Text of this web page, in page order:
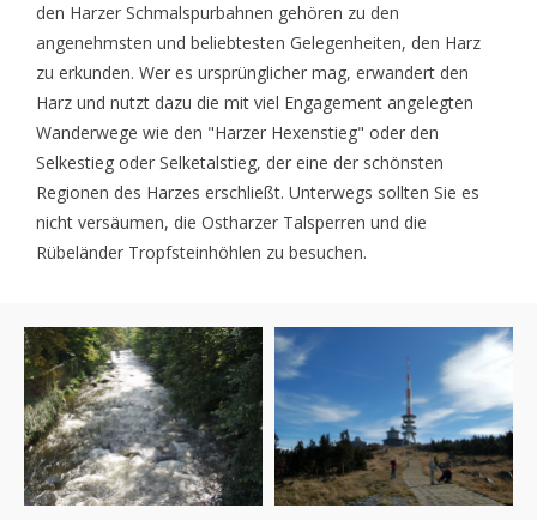
den Harzer Schmalspurbahnen gehören zu den
angenehmsten und beliebtesten Gelegenheiten, den Harz
zu erkunden. Wer es ursprünglicher mag, erwandert den
Harz und nutzt dazu die mit viel Engagement angelegten
Wanderwege wie den "Harzer Hexenstieg" oder den
Selkestieg oder Selketalstieg, der eine der schönsten
Regionen des Harzes erschließt. Unterwegs sollten Sie es
nicht versäumen, die Ostharzer Talsperren und die
Rübeländer Tropfsteinhöhlen zu besuchen.